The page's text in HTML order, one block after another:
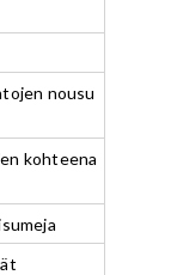
nousu
kohteena